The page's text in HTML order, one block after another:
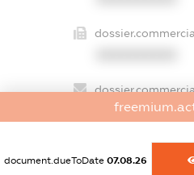
XXXXXXXXXX
XXXXXXXXXX
document.dueToDate 07.08.26